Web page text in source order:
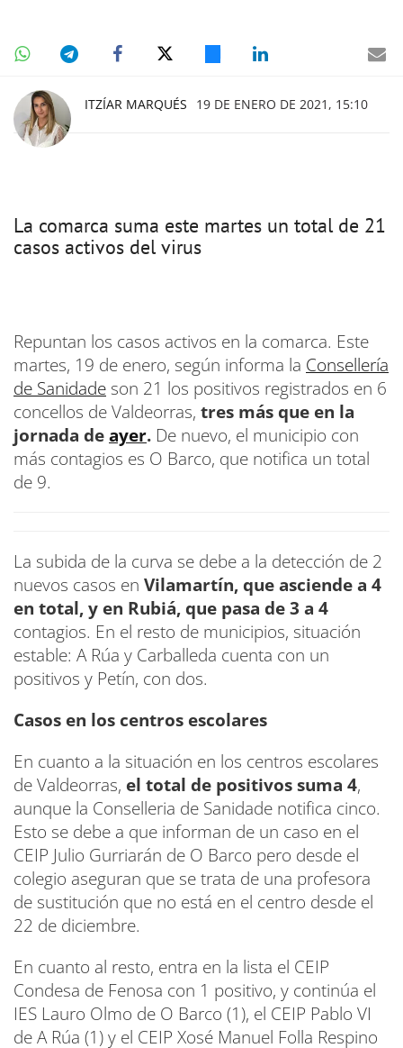
ITZÍAR MARQUÉS 19 DE ENERO DE 2021, 15:10
La comarca suma este martes un total de 21
casos activos del virus
Repuntan los casos activos en la comarca. Este
martes, 19 de enero, según informa la Consellería
de Sanidade son 21 los positivos registrados en 6
concellos de Valdeorras, tres más que en la
jornada deayer. De nuevo, el municipio con
más contagios es O Barco, que notifica un total
de 9.
La subida de la curva se debe a la detección de 2
nuevos casos en Vilamartín, que asciende a 4
en total, y en Rubiá, que pasa de 3 a 4
contagios. En el resto de municipios, situación
estable: A Rúa y Carballeda cuenta con un
positivos y Petín, con dos.
Casos en los centros escolares
En cuanto a la situación en los centros escolares
de Valdeorras, el total de positivos suma 4,
aunque la Conselleria de Sanidade notifica cinco.
Esto se debe a que informan de un caso en el
CEIP Julio Gurriarán de O Barco pero desde el
colegio aseguran que se trata de una profesora
de sustitución que no está en el centro desde el
22 de diciembre.
En cuanto al resto, entra en la lista el CEIP
Condesa de Fenosa con 1 positivo, y continúa el
IES Lauro Olmo de O Barco (1), el CEIP Pablo VI
de A Rúa (1) y el CEIP Xosé Manuel Folla Respino